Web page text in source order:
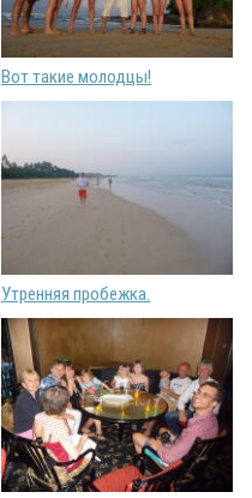
Вот такие молодцы!
Утренняя пробежка.